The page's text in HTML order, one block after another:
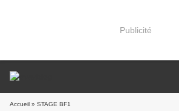
Publicité
Accueil » STAGE BF1